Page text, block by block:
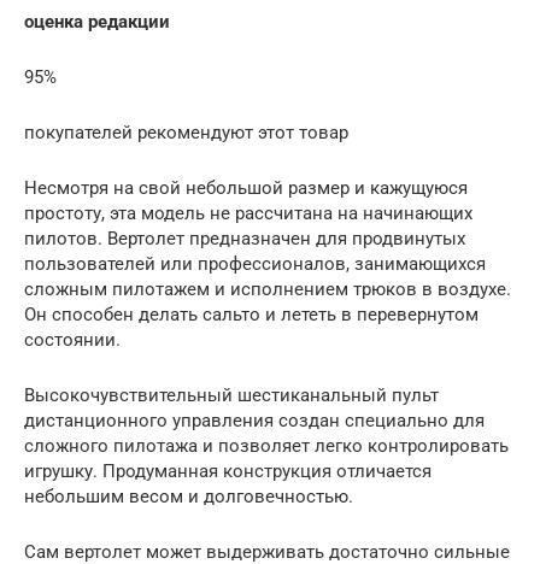
оценка редакции
95%
покупателей рекомендуют этот товар
Несмотря на свой небольшой размер и кажущуюся
простоту, эта модель не рассчитана на начинающих
пилотов. Вертолет предназначен для продвинутых
пользователей или профессионалов, занимающихся
сложным пилотажем и исполнением трюков в воздухе.
Он способен делать сальто и лететь в перевернутом
состоянии.
Высокочувствительный шестиканальный пульт
дистанционного управления создан специально для
сложного пилотажа и позволяет легко контролировать
игрушку. Продуманная конструкция отличается
небольшим весом и долговечностью.
Сам вертолет может выдерживать достаточно сильные